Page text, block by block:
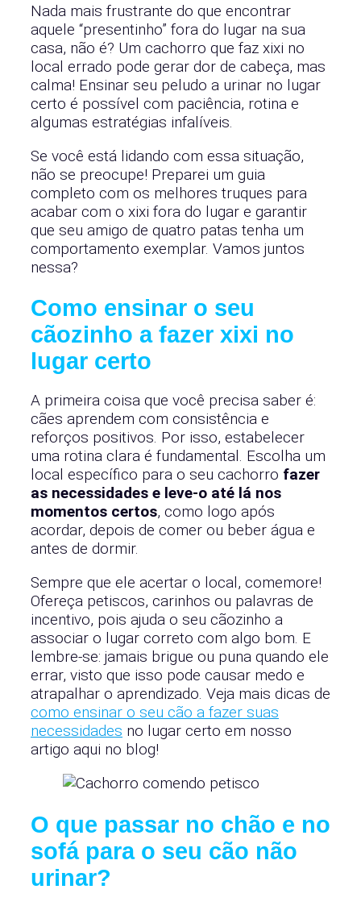
Nada mais frustrante do que encontrar
aquele “presentinho” fora do lugar na sua
casa, não é? Um cachorro que faz xixi no
local errado pode gerar dor de cabeça, mas
calma! Ensinar seu peludo a urinar no lugar
certo é possível com paciência, rotina e
algumas estratégias infalíveis.
Se você está lidando com essa situação,
não se preocupe! Preparei um guia
completo com os melhores truques para
acabar com o xixi fora do lugar e garantir
que seu amigo de quatro patas tenha um
comportamento exemplar. Vamos juntos
nessa?
Como ensinar o seu
cãozinho a fazer xixi no
lugar certo
A primeira coisa que você precisa saber é:
cães aprendem com consistência e
reforços positivos. Por isso, estabelecer
uma rotina clara é fundamental. Escolha um
local específico para o seu cachorro fazer
as necessidades e leve-o até lá nos
momentos certos, como logo após
acordar, depois de comer ou beber água e
antes de dormir.
Sempre que ele acertar o local, comemore!
Ofereça petiscos, carinhos ou palavras de
incentivo, pois ajuda o seu cãozinho a
associar o lugar correto com algo bom. E
lembre-se: jamais brigue ou puna quando ele
errar, visto que isso pode causar medo e
atrapalhar o aprendizado. Veja mais dicas de
como ensinar o seu cão a fazer suas
necessidades no lugar certo em nosso
artigo aqui no blog!
O que passar no chão e no
sofá para o seu cão não
urinar?